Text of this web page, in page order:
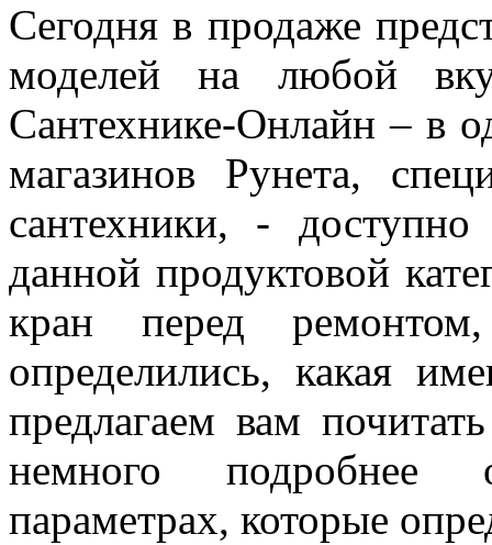
Сегодня в продаже
моделей на любой
Сантехнике-Онлайн – в
магазинов Рунета,
сантехники, -
данной продуктовой
кран перед
определились, какая
предлагаем вам
немного подробнее
параметрах, которые